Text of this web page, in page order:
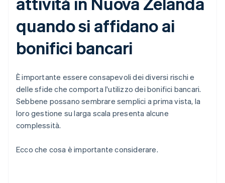
quando si affidano ai
bonifici bancari
È importante essere consapevoli dei diversi rischi e
delle sfide che comporta l'utilizzo dei bonifici bancari.
Sebbene possano sembrare semplici a prima vista, la
loro gestione su larga scala presenta alcune
complessità.
Ecco che cosa è importante considerare.